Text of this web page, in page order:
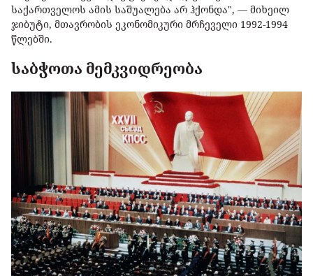
საქართველოს ამის საშუალება არ ჰქონდა", — მიხეილ
ჯიბუტი, მთავრობის ეკონომიკური მრჩეველი 1992-1994
წლებში.
საბჭოთა მემკვიდრეობა